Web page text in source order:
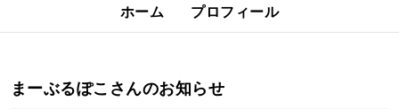
ホーム プロフィール
まーぶるぽこさんのお知らせ